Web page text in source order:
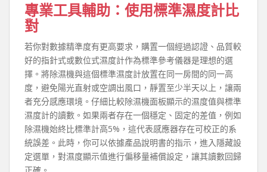
專業工具輔助：使用標準濕度計比
對
若你對數據精準度有更高要求，購置一個經過認證、品質較
好的指針式或數位式濕度計作為標準參考儀器是理想的選
擇。將除濕機與這個標準濕度計放置在同一房間的同一高
度，避免陽光直射或空調出風口，靜置至少半天以上，讓兩
者充分感應環境。仔細比較除濕機面板顯示的濕度值與標準
濕度計的讀數。如果兩者存在一個穩定、固定的差值，例如
除濕機始終比標準計高5%，這代表感應器存在可校正的系
統誤差。此時，你可以依據產品說明書的指示，進入隱藏設
定選單，對濕度顯示值進行偏移量補償設定，讓其讀數回歸